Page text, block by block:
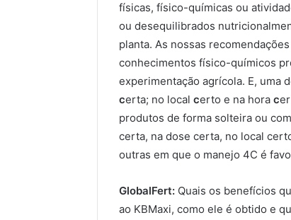
físicas, físico-químicas ou
ou desequilibrados
planta. As nossas
conhecimentos físico-químicos
experimentação agrícola. E, uma
certa; no local certo e na hora c
produtos de forma solteira ou
certa, na dose certa, no local
outras em que o manejo 4C é
GlobalFert: Quais os benefícios
ao KBMaxi, como ele é obtido e